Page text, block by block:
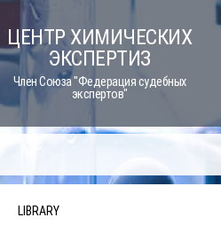
Skip
to
content
ЦЕНТР ХИМИЧЕСКИХ
ЭКСПЕРТИЗ
Член Союза "Федерация судебных
экспертов"
LIBRARY